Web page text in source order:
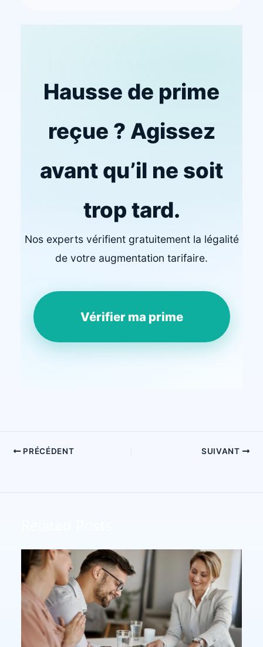
Hausse de prime
reçue ? Agissez
avant qu’il ne soit
trop tard.
Nos experts vérifient gratuitement la légalité
de votre augmentation tarifaire.
Vérifier ma prime
PRÉCÉDENT SUIVANT